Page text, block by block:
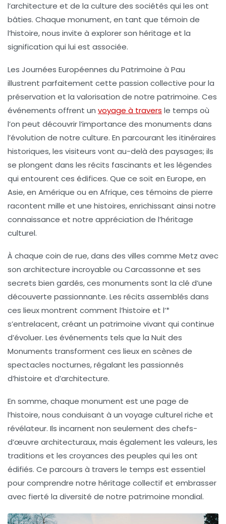
l’architecture et de la culture des sociétés qui les ont
bâties. Chaque monument, en tant que témoin de
l’histoire, nous invite à explorer son héritage et la
signification qui lui est associée.
Les Journées Européennes du Patrimoine à Pau
illustrent parfaitement cette passion collective pour la
préservation et la valorisation de notre patrimoine. Ces
événements offrent un voyage à travers le temps où
l’on peut découvrir l’importance des monuments dans
l’évolution de notre culture. En parcourant les itinéraires
historiques, les visiteurs vont au-delà des paysages; ils
se plongent dans les récits fascinants et les légendes
qui entourent ces édifices. Que ce soit en Europe, en
Asie, en Amérique ou en Afrique, ces témoins de pierre
racontent mille et une histoires, enrichissant ainsi notre
connaissance et notre appréciation de l’héritage
culturel.
À chaque coin de rue, dans des villes comme Metz avec
son architecture incroyable ou Carcassonne et ses
secrets bien gardés, ces monuments sont la clé d’une
découverte passionnante. Les récits assemblés dans
ces lieux montrent comment l’histoire et l’*
s’entrelacent, créant un patrimoine vivant qui continue
d’évoluer. Les événements tels que la Nuit des
Monuments transforment ces lieux en scènes de
spectacles nocturnes, régalant les passionnés
d’histoire et d’architecture.
En somme, chaque monument est une page de
l’histoire, nous conduisant à un voyage culturel riche et
révélateur. Ils incarnent non seulement des chefs-
d’œuvre architecturaux, mais également les valeurs, les
traditions et les croyances des peuples qui les ont
édifiés. Ce parcours à travers le temps est essentiel
pour comprendre notre héritage collectif et embrasser
avec fierté la diversité de notre patrimoine mondial.